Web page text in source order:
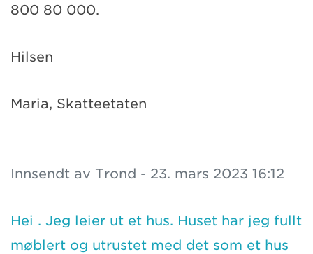
800 80 000.
Hilsen
Maria, Skatteetaten
Innsendt av Trond - 23. mars 2023 16:12
Hei . Jeg leier ut et hus. Huset har jeg fullt
møblert og utrustet med det som et hus